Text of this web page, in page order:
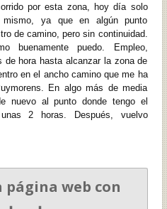
por esta zona, hoy día solo
mismo, ya que en algún punto
de camino, pero sin continuidad.
buenamente puedo. Empleo,
hora hasta alcanzar la zona de
en el ancho camino que me ha
En algo más de media
nuevo al punto donde tengo el
2 horas. Después, vuelvo
web con